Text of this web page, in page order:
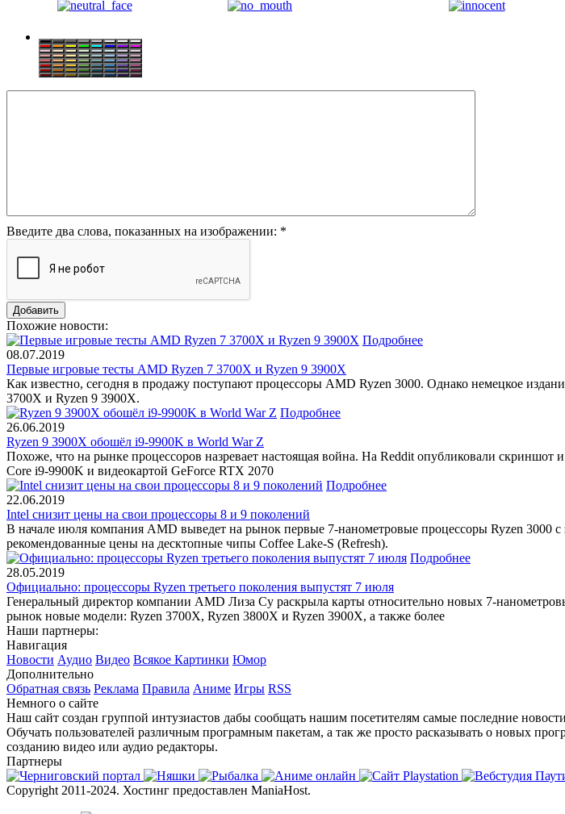
Введите два слова, показанных на изображении: *
Похожие новости:
Подробнее
08.07.2019
Первые игровые тесты AMD Ryzen 7 3700X и Ryzen 9 3900X
Как известно, сегодня в продажу поступают процессоры AMD Ryzen 3000. Однако немецкое
3700X и Ryzen 9 3900X.
Подробнее
26.06.2019
Ryzen 9 3900X обошёл i9-9900K в World War Z
Похоже, что на рынке процессоров назревает настоящая война. На Reddit опубликовали
Core i9-9900K и видеокартой GeForce RTX 2070
Подробнее
22.06.2019
Intel снизит цены на свои процессоры 8 и 9 поколений
В начале июля компания AMD выведет на рынок первые 7-нанометровые процессоры Ryzen 3000 с
рекомендованные цены на десктопные чипы Coffee Lake-S (Refresh).
Подробнее
28.05.2019
Официально: процессоры Ryzen третьего поколения выпустят 7 июля
Генеральный директор компании AMD Лиза Су раскрыла карты относительно новых 7-
рынок новые модели: Ryzen 3700X, Ryzen 3800X и Ryzen 3900X, а также более
Наши партнеры:
Навигация
Новости Аудио Видео Всякое Картинки Юмор
Дополнительно
Обратная связь Реклама Правила Аниме Игры RSS
Немного о сайте
Наш сайт создан группой интузиастов дабы сообщать нашим посетителям самые последние
Обучать пользователей различным програмным пакетам, а так же просто расказывать о новых
созданию видео или аудио редакторы.
Партнеры
Copyright 2011-2024. Хостинг предоставлен ManiaHost.